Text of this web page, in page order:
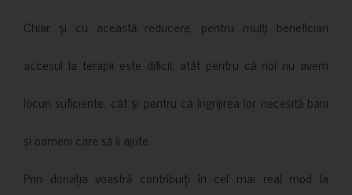
Chiar și cu această reducere, pentru mulți beneficiari
accesul la terapii este dificil, atât pentru că noi nu avem
locuri suficiente, cât și pentru că îngrijirea lor necesită bani
și oameni care să îi ajute.
Prin donația voastră contribuiți în cel mai real mod la